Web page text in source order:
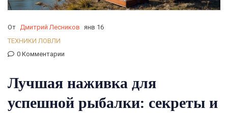
От Дмитрий Лесников янв 16
ТЕХНИКИ ЛОВЛИ
0 Комментарии
Лучшая наживка для
успешной рыбалки: секреты и